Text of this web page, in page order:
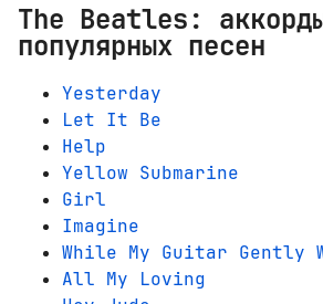
The Beatles:
популярных песен
Yesterday
Let It Be
Help
Yellow Submarine
Girl
Imagine
While My Guitar Gently
All My Loving